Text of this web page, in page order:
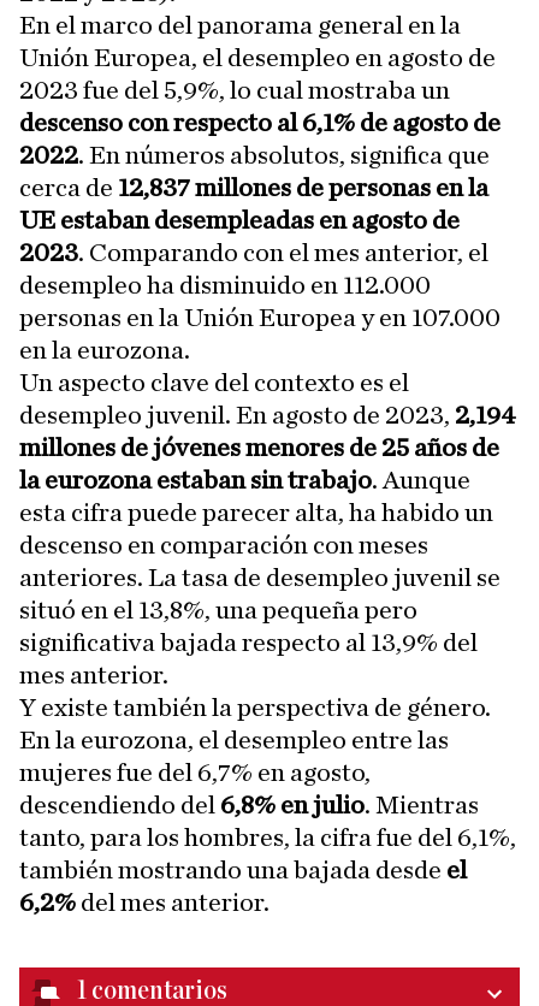
En el marco del panorama general en la
Unión Europea, el desempleo en agosto de
2023 fue del 5,9%, lo cual mostraba un
descenso con respecto al 6,1% de agosto de
2022. En números absolutos, significa que
cerca de 12,837 millones de personas en la
UE estaban desempleadas en agosto de
2023. Comparando con el mes anterior, el
desempleo ha disminuido en 112.000
personas en la Unión Europea y en 107.000
en la eurozona.
Un aspecto clave del contexto es el
desempleo juvenil. En agosto de 2023, 2,194
millones de jóvenes menores de 25 años de
la eurozona estaban sin trabajo. Aunque
esta cifra puede parecer alta, ha habido un
descenso en comparación con meses
anteriores. La tasa de desempleo juvenil se
situó en el 13,8%, una pequeña pero
significativa bajada respecto al 13,9% del
mes anterior.
Y existe también la perspectiva de género.
En la eurozona, el desempleo entre las
mujeres fue del 6,7% en agosto,
descendiendo del 6,8% en julio. Mientras
tanto, para los hombres, la cifra fue del 6,1%,
también mostrando una bajada desde el
6,2% del mes anterior.
1 comentarios